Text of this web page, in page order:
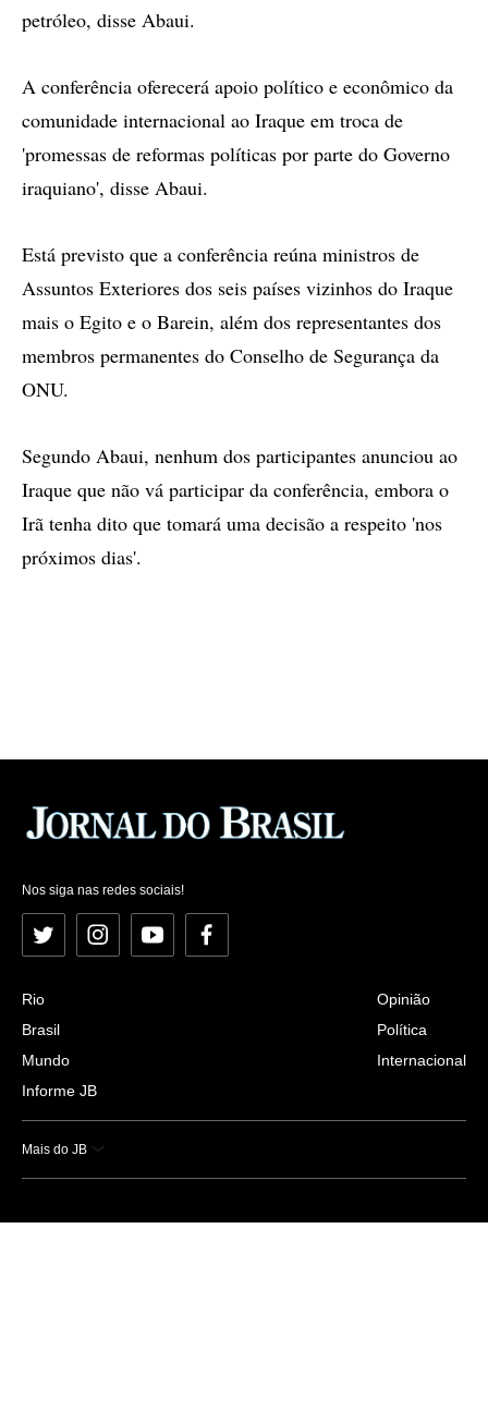
petróleo, disse Abaui.
A conferência oferecerá apoio político e econômico da
comunidade internacional ao Iraque em troca de
'promessas de reformas políticas por parte do Governo
iraquiano', disse Abaui.
Está previsto que a conferência reúna ministros de
Assuntos Exteriores dos seis países vizinhos do Iraque
mais o Egito e o Barein, além dos representantes dos
membros permanentes do Conselho de Segurança da
ONU.
Segundo Abaui, nenhum dos participantes anunciou ao
Iraque que não vá participar da conferência, embora o
Irã tenha dito que tomará uma decisão a respeito 'nos
próximos dias'.
Nos siga nas redes sociais!
Twitter InstagramYouTubeFacebook
Rio
Brasil
Mundo
Informe JB
Opinião
Política
Internacional
Mais do JB
Esportes